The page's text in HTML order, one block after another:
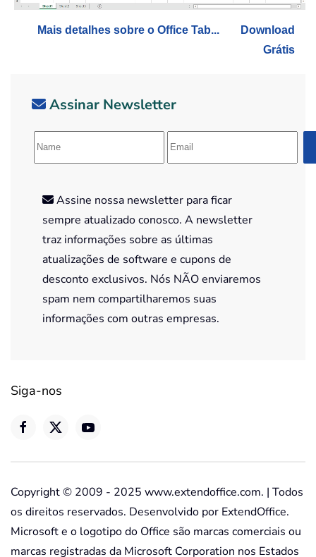
Mais detalhes sobre o Office Tab...
Download
Grátis
Assinar Newsletter
Assine nossa newsletter para ficar
sempre atualizado conosco. A newsletter
traz informações sobre as últimas
atualizações de software e cupons de
desconto exclusivos. Nós NÃO enviaremos
spam nem compartilharemos suas
informações com outras empresas.
Siga-nos
Copyright © 2009 - 2025 www.extendoffice.com. | Todos
os direitos reservados. Desenvolvido por ExtendOffice.
Microsoft e o logotipo do Office são marcas comerciais ou
marcas registradas da Microsoft Corporation nos Estados